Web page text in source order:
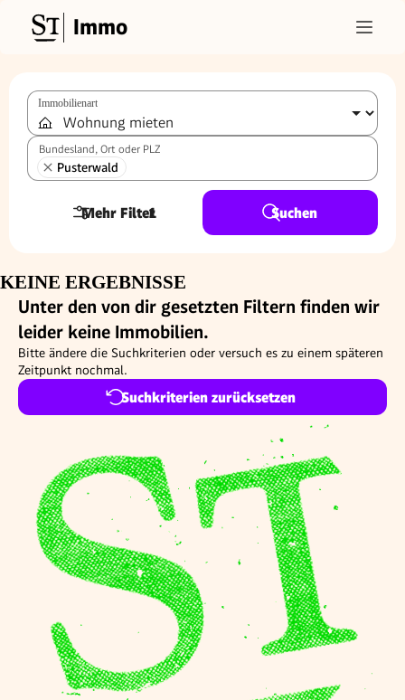
Immo
Immobilienart
Bundesland, Ort oder PLZ
Pusterwald
Mehr Filter
1 Suchen
KEINE ERGEBNISSE
Unter den von dir gesetzten Filtern finden wir
leider keine Immobilien.
Bitte ändere die Suchkriterien oder versuch es zu einem späteren
Zeitpunkt nochmal.
Suchkriterien zurücksetzen